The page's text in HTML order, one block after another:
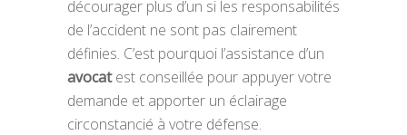
décourager plus d’un si les responsabilités
de l’accident ne sont pas clairement
définies. C’est pourquoi l’assistance d’un
avocatest conseillée pour appuyer votre
demande et apporter un éclairage
circonstancié à votre défense.